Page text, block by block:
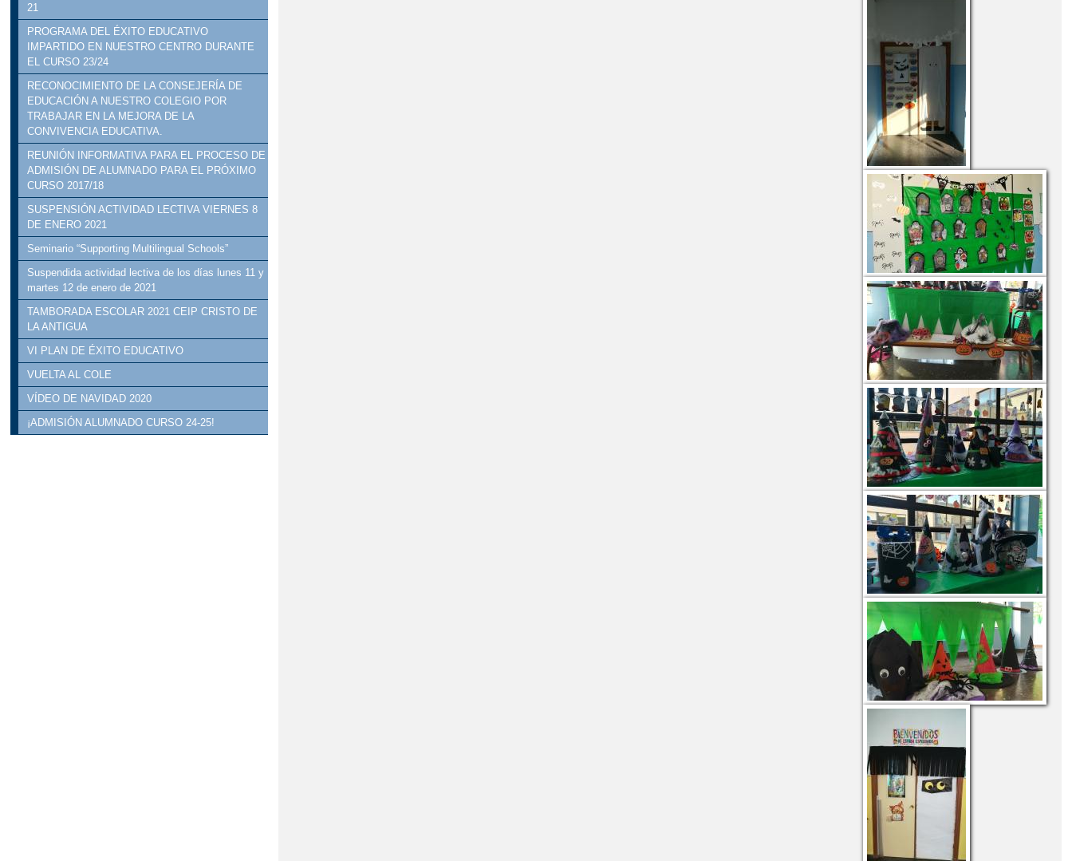
21
PROGRAMA DEL ÉXITO EDUCATIVO
IMPARTIDO EN NUESTRO CENTRO DURANTE
EL CURSO 23/24
RECONOCIMIENTO DE LA CONSEJERÍA DE
EDUCACIÓN A NUESTRO COLEGIO POR
TRABAJAR EN LA MEJORA DE LA
CONVIVENCIA EDUCATIVA.
REUNIÓN INFORMATIVA PARA EL PROCESO DE
ADMISIÓN DE ALUMNADO PARA EL PRÓXIMO
CURSO 2017/18
SUSPENSIÓN ACTIVIDAD LECTIVA VIERNES 8
DE ENERO 2021
Seminario “Supporting Multilingual Schools”
Suspendida actividad lectiva de los días lunes 11 y
martes 12 de enero de 2021
TAMBORADA ESCOLAR 2021 CEIP CRISTO DE
LA ANTIGUA
VI PLAN DE ÉXITO EDUCATIVO
VUELTA AL COLE
VÍDEO DE NAVIDAD 2020
¡ADMISIÓN ALUMNADO CURSO 24-25!